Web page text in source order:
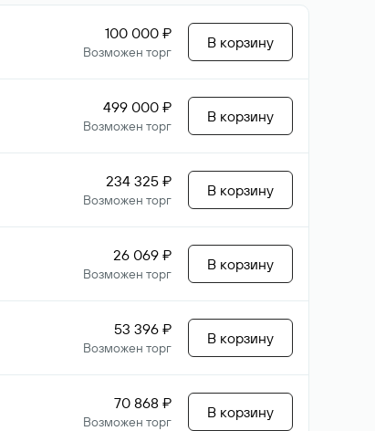
100 000 ₽
Возможен торг
В корзину
499 000 ₽
Возможен торг
В корзину
234 325 ₽
Возможен торг
В корзину
26 069 ₽
Возможен торг
В корзину
53 396 ₽
Возможен торг
В корзину
70 868 ₽
Возможен торг
В корзину